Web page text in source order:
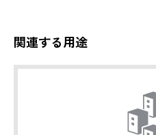
関連する用途